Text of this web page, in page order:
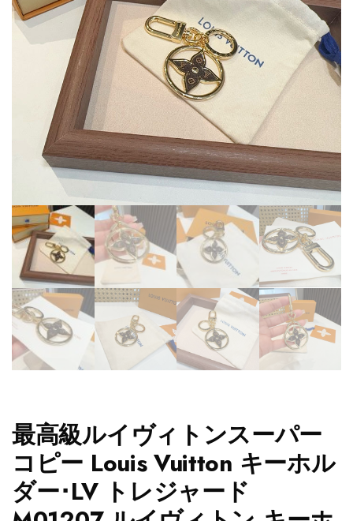
最高級ルイヴィトンスーパー
コピー Louis Vuitton キーホル
ダー･LV トレジャード